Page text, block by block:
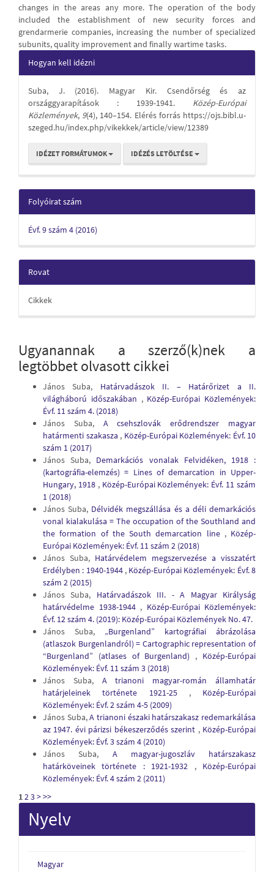
changes in the areas any more. The operation of the body
included the establishment of new security forces and
grendarmerie companies, increasing the number of specialized
subunits, quality improvement and finally wartime tasks.
Article
Details
Hogyan kell idézni
Suba, J. (2016). Magyar Kir. Csendőrség és az
országgyarapítások : 1939-1941. Közép-Európai
Közlemények, 9(4), 140–154. Elérés forrás https://ojs.bibl.u-
szeged.hu/index.php/vikekkek/article/view/12389
IDÉZET FORMÁTUMOK IDÉZÉS LETÖLTÉSE
Folyóirat szám
Évf. 9 szám 4 (2016)
Rovat
Cikkek
Ugyanannak a szerző(k)nek a
legtöbbet olvasott cikkei
János Suba, Határvadászok II. – Határőrizet a II.
világháború időszakában , Közép-Európai Közlemények:
Évf. 11 szám 4. (2018)
János Suba, A csehszlovák erődrendszer magyar
határmenti szakasza , Közép-Európai Közlemények: Évf. 10
szám 1 (2017)
János Suba, Demarkációs vonalak Felvidéken, 1918 :
(kartográfia-elemzés) = Lines of demarcation in Upper-
Hungary, 1918 , Közép-Európai Közlemények: Évf. 11 szám
1 (2018)
János Suba, Délvidék megszállása és a déli demarkációs
vonal kialakulása = The occupation of the Southland and
the formation of the South demarcation line , Közép-
Európai Közlemények: Évf. 11 szám 2 (2018)
János Suba, Határvédelem megszervezése a visszatért
Erdélyben : 1940-1944 , Közép-Európai Közlemények: Évf. 8
szám 2 (2015)
János Suba, Határvadászok III. - A Magyar Királyság
határvédelme 1938-1944 , Közép-Európai Közlemények:
Évf. 12 szám 4. (2019): Közép-Európai Közlemények No. 47.
János Suba, „Burgenland” kartográfiai ábrázolása
(atlaszok Burgenlandról) = Cartographic representation of
“Burgenland” (atlases of Burgenland) , Közép-Európai
Közlemények: Évf. 11 szám 3 (2018)
János Suba, A trianoni magyar-román államhatár
határjeleinek története 1921-25 , Közép-Európai
Közlemények: Évf. 2 szám 4-5 (2009)
János Suba,A trianoni északi határszakasz redemarkálása
az 1947. évi párizsi békeszerződés szerint , Közép-Európai
Közlemények: Évf. 3 szám 4 (2010)
János Suba, A magyar-jugoszláv határszakasz
határköveinek története : 1921-1932 , Közép-Európai
Közlemények: Évf. 4 szám 2 (2011)
123>>>
Nyelv
Magyar